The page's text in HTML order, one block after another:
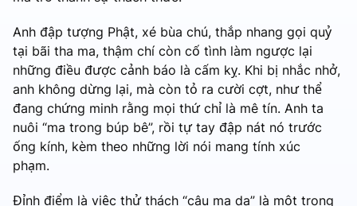
Anh đập tượng Phật, xé bùa chú, thắp nhang gọi quỷ
tại bãi tha ma, thậm chí còn cố tình làm ngược lại
những điều được cảnh báo là cấm kỵ. Khi bị nhắc nhở,
anh không dừng lại, mà còn tỏ ra cười cợt, như thể
đang chứng minh rằng mọi thứ chỉ là mê tín. Anh ta
nuôi “ma trong búp bê”, rồi tự tay đập nát nó trước
ống kính, kèm theo những lời nói mang tính xúc
phạm.
Đỉnh điểm là việc thử thách “câu ma da” là một trong